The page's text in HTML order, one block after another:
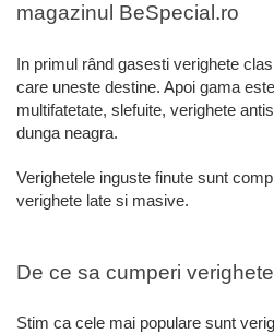
magazinul BeSpecial.ro
In primul rând gasesti verighete
care uneste destine. Apoi gama
multifatetate, slefuite, verighete
dunga neagra.
Verighetele inguste finute sunt
verighete late si masive.
De ce sa cumperi
Stim ca cele mai populare sunt